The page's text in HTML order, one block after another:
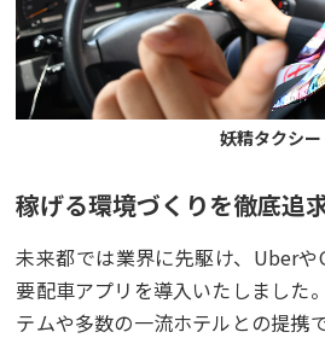
妖精タクシー
稼げる環境づくりを徹底追
未来都では業界に先駆け、Uberや
要配車アプリを導入いたしました
テムや多数の一流ホテルとの提携